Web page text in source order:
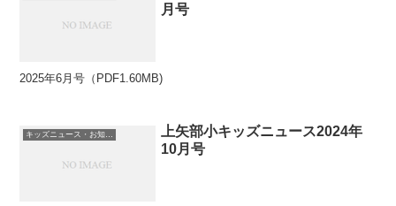
月号
2025年6月号（PDF1.60MB)
上矢部小キッズニュース2024年
10月号